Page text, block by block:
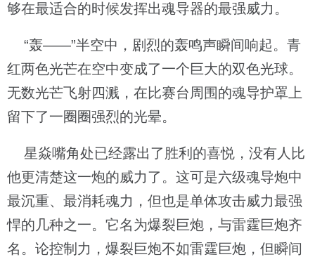
够在最适合的时候发挥出魂导器的最强威力。
“轰——”半空中，剧烈的轰鸣声瞬间响起。青
红两色光芒在空中变成了一个巨大的双色光球。
无数光芒飞射四溅，在比赛台周围的魂导护罩上
留下了一圈圈强烈的光晕。
星焱嘴角处已经露出了胜利的喜悦，没有人比
他更清楚这一炮的威力了。这可是六级魂导炮中
最沉重、最消耗魂力，但也是单体攻击威力最强
悍的几种之一。它名为爆裂巨炮，与雷霆巨炮齐
名。论控制力，爆裂巨炮不如雷霆巨炮，但瞬间